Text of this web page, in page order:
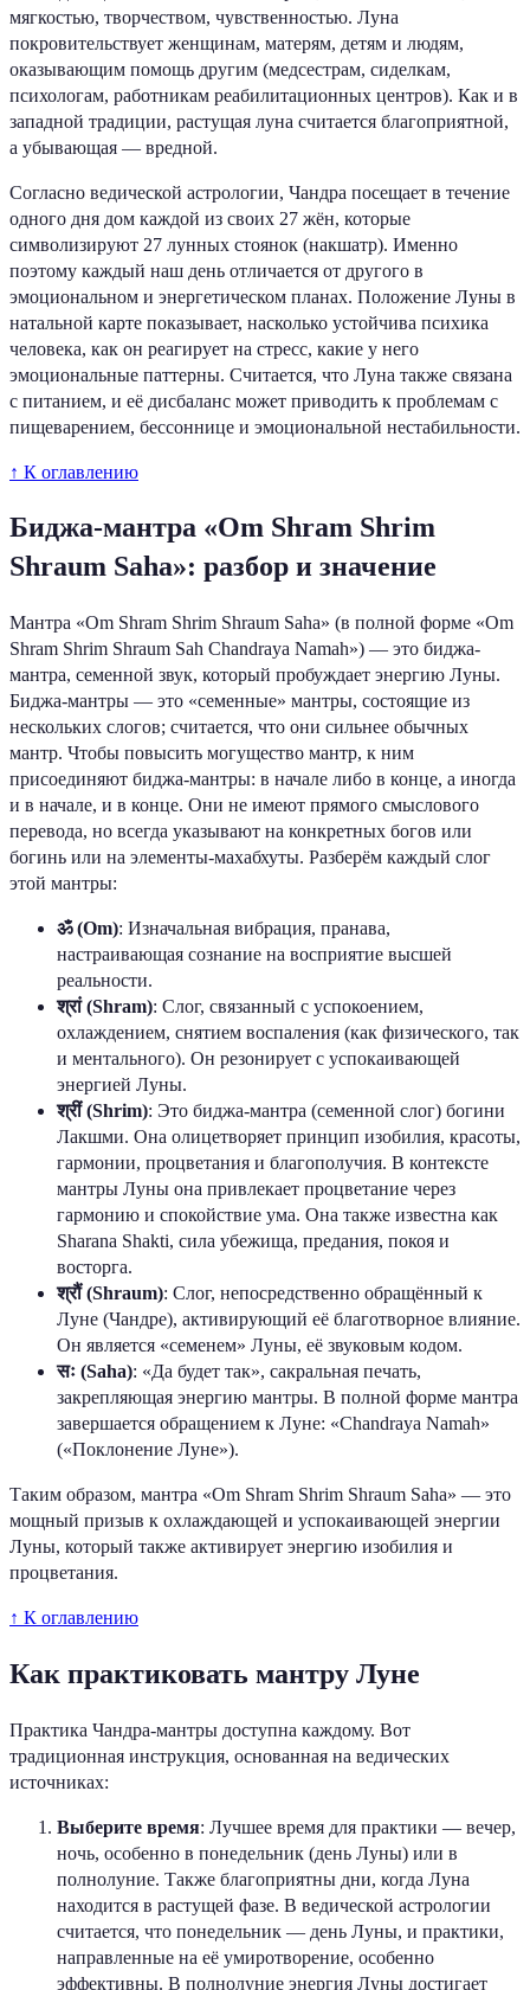
мягкостью, творчеством, чувственностью. Луна
покровительствует женщинам, матерям, детям и людям,
оказывающим помощь другим (медсестрам, сиделкам,
психологам, работникам реабилитационных центров). Как и в
западной традиции, растущая луна считается благоприятной,
а убывающая — вредной.
Согласно ведической астрологии, Чандра посещает в течение
одного дня дом каждой из своих 27 жён, которые
символизируют 27 лунных стоянок (накшатр). Именно
поэтому каждый наш день отличается от другого в
эмоциональном и энергетическом планах. Положение Луны в
натальной карте показывает, насколько устойчива психика
человека, как он реагирует на стресс, какие у него
эмоциональные паттерны. Считается, что Луна также связана
с питанием, и её дисбаланс может приводить к проблемам с
пищеварением, бессоннице и эмоциональной нестабильности.
↑ К оглавлению
Биджа-мантра «Om Shram Shrim
Shraum Saha»: разбор и значение
Мантра «Om Shram Shrim Shraum Saha» (в полной форме «Om
Shram Shrim Shraum Sah Chandraya Namah») — это биджа-
мантра, семенной звук, который пробуждает энергию Луны.
Биджа-мантры — это «семенные» мантры, состоящие из
нескольких слогов; считается, что они сильнее обычных
мантр. Чтобы повысить могущество мантр, к ним
присоединяют биджа-мантры: в начале либо в конце, а иногда
и в начале, и в конце. Они не имеют прямого смыслового
перевода, но всегда указывают на конкретных богов или
богинь или на элементы-махабхуты. Разберём каждый слог
этой мантры:
ॐ (Om): Изначальная вибрация, пранава,
настраивающая сознание на восприятие высшей
реальности.
श्रां (Shram): Слог, связанный с успокоением,
охлаждением, снятием воспаления (как физического, так
и ментального). Он резонирует с успокаивающей
энергией Луны.
श्रीं (Shrim): Это биджа-мантра (семенной слог) богини
Лакшми. Она олицетворяет принцип изобилия, красоты,
гармонии, процветания и благополучия. В контексте
мантры Луны она привлекает процветание через
гармонию и спокойствие ума. Она также известна как
Sharana Shakti, сила убежища, предания, покоя и
восторга.
श्रौं (Shraum): Слог, непосредственно обращённый к
Луне (Чандре), активирующий её благотворное влияние.
Он является «семенем» Луны, её звуковым кодом.
सः (Saha): «Да будет так», сакральная печать,
закрепляющая энергию мантры. В полной форме мантра
завершается обращением к Луне: «Chandraya Namah»
(«Поклонение Луне»).
Таким образом, мантра «Om Shram Shrim Shraum Saha» — это
мощный призыв к охлаждающей и успокаивающей энергии
Луны, который также активирует энергию изобилия и
процветания.
↑ К оглавлению
Как практиковать мантру Луне
Практика Чандра-мантры доступна каждому. Вот
традиционная инструкция, основанная на ведических
источниках:
Выберите время: Лучшее время для практики — вечер,
ночь, особенно в понедельник (день Луны) или в
полнолуние. Также благоприятны дни, когда Луна
находится в растущей фазе. В ведической астрологии
считается, что понедельник — день Луны, и практики,
направленные на её умиротворение, особенно
эффективны. В полнолуние энергия Луны достигает